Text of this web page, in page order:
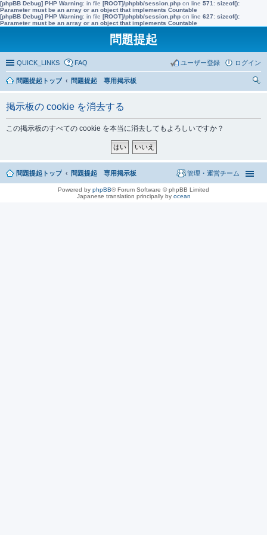
[phpBB Debug] PHP Warning: in file [ROOT]/phpbb/session.php on line 571 : sizeof():
Parameter must be an array or an object that implements Countable
[phpBB Debug] PHP Warning: in file [ROOT]/phpbb/session.php on line 627: sizeof():
Parameter must be an array or an object that implements Countable
問題提起
QUICK_LINKS FAQ ログイン
ユーザー登録
問題提起トップ
問題提起 専用掲示板
掲示板の cookie を消去する
この掲示板のすべての cookie を本当に消去してもよろしいですか？
問題提起トップ 問題提起 専用掲示板 管理・運営チーム
Powered by phpBB® Forum Software © phpBB Limited
Japanese translation principally by ocean